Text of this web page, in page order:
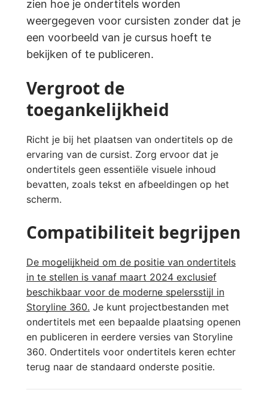
zien hoe je ondertitels worden
weergegeven voor cursisten zonder dat je
een voorbeeld van je cursus hoeft te
bekijken of te publiceren.
Vergroot de
toegankelijkheid
Richt je bij het plaatsen van ondertitels op de
ervaring van de cursist. Zorg ervoor dat je
ondertitels geen essentiële visuele inhoud
bevatten, zoals tekst en afbeeldingen op het
scherm.
Compatibiliteit begrijpen
De mogelijkheid om de positie van ondertitels
in te stellen is vanaf maart 2024 exclusief
beschikbaar voor de moderne spelersstijl in
Storyline 360. Je kunt projectbestanden met
ondertitels met een bepaalde plaatsing openen
en publiceren in eerdere versies van Storyline
360. Ondertitels voor ondertitels keren echter
terug naar de standaard onderste positie.